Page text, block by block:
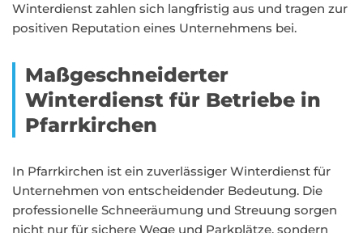
Winterdienst zahlen sich langfristig aus und tragen zur
positiven Reputation eines Unternehmens bei.
Maßgeschneiderter
Winterdienst für Betriebe in
Pfarrkirchen
In Pfarrkirchen ist ein zuverlässiger Winterdienst für
Unternehmen von entscheidender Bedeutung. Die
professionelle Schneeräumung und Streuung sorgen
nicht nur für sichere Wege und Parkplätze, sondern